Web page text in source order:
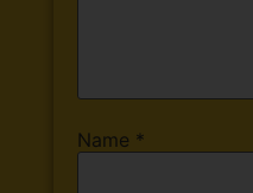
Name *